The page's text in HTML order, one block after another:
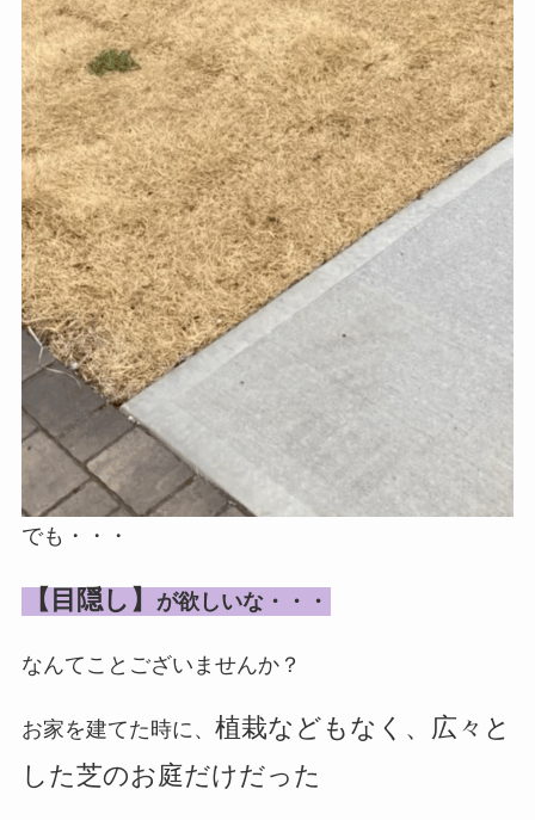
でも・・・
【目隠し】 が欲しいな・・・
なんてことございませんか？
お家を建てた時に、 植栽などもなく、広々と
した芝のお庭だけだった